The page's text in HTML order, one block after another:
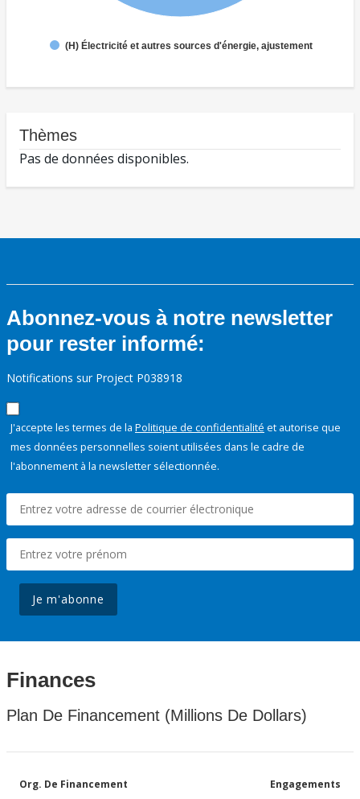
(H) Électricité et autres sources d'énergie, ajustement
Thèmes
Pas de données disponibles.
Abonnez-vous à notre newsletter
pour rester informé:
Notifications sur Project P038918
J'accepte les termes de la Politique de confidentialité et autorise que
mes données personnelles soient utilisées dans le cadre de
l'abonnement à la newsletter sélectionnée.
Je m'abonne
Finances
Plan De Financement (Millions De Dollars)
Org. De Financement Engagements